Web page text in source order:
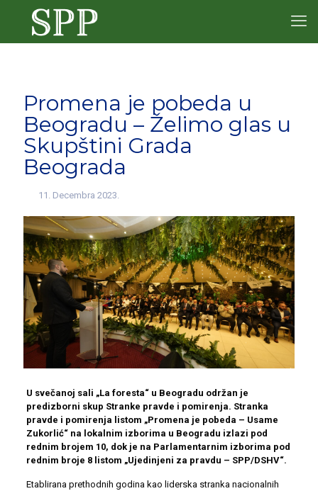
Promena je pobeda u
Beogradu – Želimo glas u
Skupštini Grada
Beograda
11. Decembra 2023.
U svečanoj sali „La foresta“ u Beogradu održan je
predizborni skup Stranke pravde i pomirenja. Stranka
pravde i pomirenja listom „Promena je pobeda – Usame
Zukorlić“ na lokalnim izborima u Beogradu izlazi pod
rednim brojem 10, dok je na Parlamentarnim izborima pod
rednim broje 8 listom „Ujedinjeni za pravdu – SPP/DSHV“.
Etablirana prethodnih godina kao liderska stranka nacionalnih